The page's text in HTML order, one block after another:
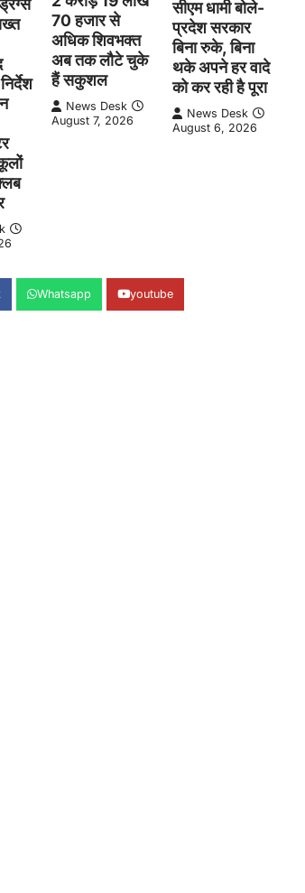
70 हजार से
अधिक शिवभक्त
अब तक लौटे चुके
हैं सकुशल
News Desk
August 7, 2026
सीएम धामी बोले-
प्रदेश सरकार
बिना रुके, बिना
थके अपने हर वादे
को कर रही है पूरा
News Desk
August 6, 2026
Whatsapp youtube